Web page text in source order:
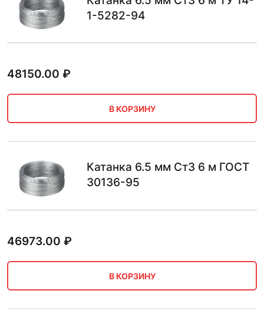
1-5282-94
48150.00 ₽
В КОРЗИНУ
Катанка 6.5 мм Ст3 6 м ГОСТ
30136-95
46973.00 ₽
В КОРЗИНУ